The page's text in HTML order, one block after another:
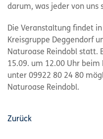
darum, was jeder von uns
Die Veranstaltung findet
Kreisgruppe Deggendorf
Naturoase Reindobl statt.
15.09. um 12.00 Uhr
unter 09922 80 24 80
Naturoase Reindobl.
Zurück